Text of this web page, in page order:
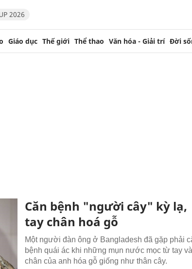
2026
Giáo dục Thế giới Thể thao Văn hóa - Giải trí Đời
Căn bệnh "người cây" kỳ lạ,
tay chân hoá gỗ
Một người đàn ông ở Bangladesh đã gặp phải
bệnh quái ác khi những mụn nước mọc từ tay và
chân của anh hóa gỗ giống như thân cây.